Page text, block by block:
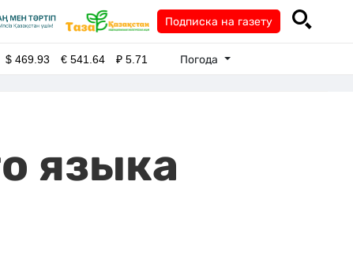
Подписка на газету
$469.93 €541.64 ₽5.71 Погода
языка